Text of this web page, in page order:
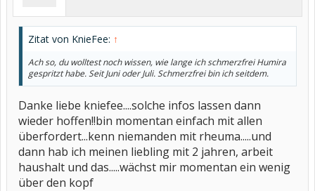
Zitat von KnieFee: ↑
Ach so, du wolltest noch wissen, wie lange ich schmerzfrei Humira
gespritzt habe. Seit Juni oder Juli. Schmerzfrei bin ich seitdem.
Danke liebe kniefee....solche infos lassen dann
wieder hoffen!!bin momentan einfach mit allen
überfordert...kenn niemanden mit rheuma.....und
dann hab ich meinen liebling mit 2 jahren, arbeit
haushalt und das.....wächst mir momentan ein wenig
über den kopf